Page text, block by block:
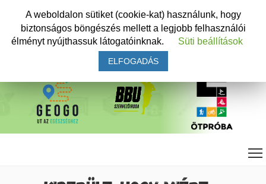
A weboldalon sütiket (cookie-kat) használunk, hogy
biztonságos böngészés mellett a legjobb felhasználói
élményt nyújthassuk látogatóinknak.
Süti beállítások
ELFOGADÁS